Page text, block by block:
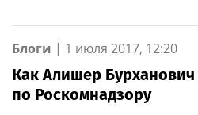
Блоги | 1 июля 2017, 12:20
Как Алишер
по Роскомнадзору